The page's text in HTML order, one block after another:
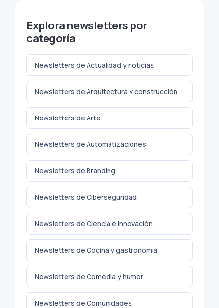
nunca quedarte sin ideas
en tu newsletter
tu newsletter? Guía de
Explora newsletters por
categoría
Newsletters de Actualidad y noticias
Newsletters de Arquitectura y construcción
Newsletters de Arte
Newsletters de Automatizaciones
Newsletters de Branding
Newsletters de Ciberseguridad
Newsletters de Ciencia e innovación
Newsletters de Cocina y gastronomía
Newsletters de Comedia y humor
Newsletters de Comunidades